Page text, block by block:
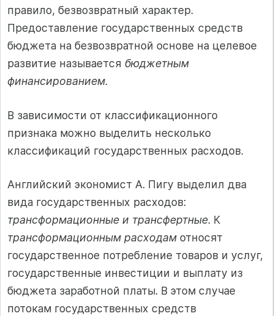
правило, безвозвратный характер.
Предоставление государственных средств
бюджета на безвозвратной основе на целевое
развитие называется бюджетным
финансированием.
В зависимости от классификационного
признака можно выделить несколько
классификаций государственных расходов.
Английский экономист А. Пигу выделил два
вида государственных расходов:
трансформационные и трансфертные. К
трансформационным расходам относят
государственное потребление товаров и услуг,
государственные инвестиции и выплату из
бюджета заработной платы. В этом случае
потокам государственных средств